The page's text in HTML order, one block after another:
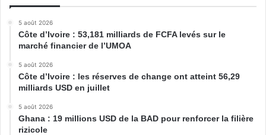
5 août 2026
Côte d’Ivoire : 53,181 milliards de FCFA levés sur le
marché financier de l’UMOA
5 août 2026
Côte d’Ivoire : les réserves de change ont atteint 56,29
milliards USD en juillet
5 août 2026
Ghana : 19 millions USD de la BAD pour renforcer la filière
rizicole